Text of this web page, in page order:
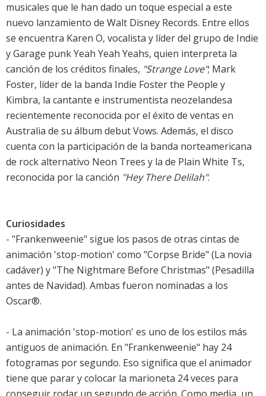
musicales que le han dado un toque especial a este
nuevo lanzamiento de Walt Disney Records. Entre ellos
se encuentra Karen O, vocalista y líder del grupo de Indie
y Garage punk Yeah Yeah Yeahs, quien interpreta la
canción de los créditos finales, "Strange Love"; Mark
Foster, líder de la banda Indie Foster the People y
Kimbra, la cantante e instrumentista neozelandesa
recientemente reconocida por el éxito de ventas en
Australia de su álbum debut Vows. Además, el disco
cuenta con la participación de la banda norteamericana
de rock alternativo Neon Trees y la de Plain White Ts,
reconocida por la canción "Hey There Delilah".
Curiosidades
- "Frankenweenie" sigue los pasos de otras cintas de
animación 'stop-motion' como "Corpse Bride" (La novia
cadáver) y "The Nightmare Before Christmas" (Pesadilla
antes de Navidad). Ambas fueron nominadas a los
Oscar®.
- La animación 'stop-motion' es uno de los estilos más
antiguos de animación. En "Frankenweenie" hay 24
fotogramas por segundo. Eso significa que el animador
tiene que parar y colocar la marioneta 24 veces para